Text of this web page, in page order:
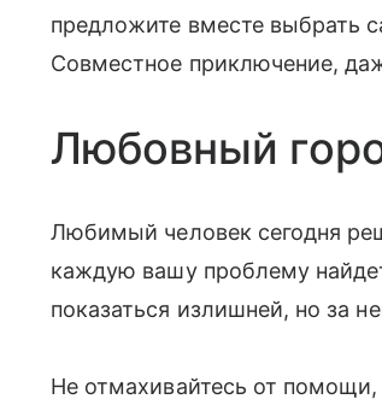
предложите вместе выбрать
Совместное приключение,
Любовный
Любимый человек сегодня
каждую вашу проблему
показаться излишней, но за
Не отмахивайтесь от